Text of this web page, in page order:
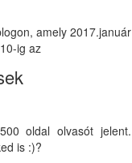
amely 2017.január
ig az
oldal olvasót jelent.
is :)?